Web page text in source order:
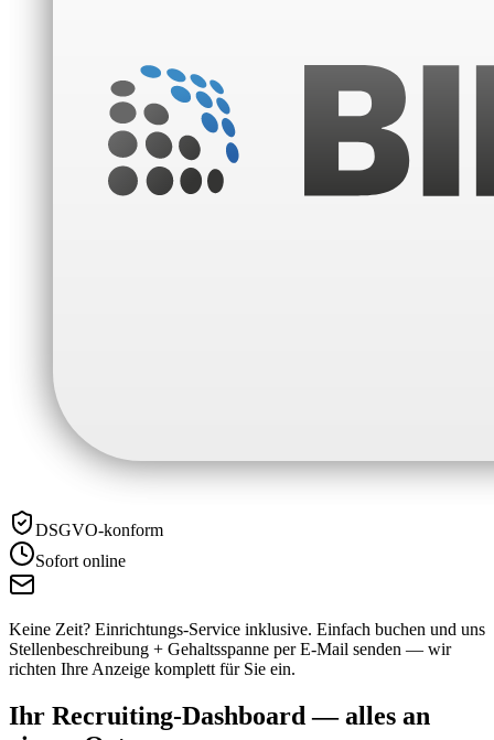
DSGVO-konform
Sofort online
Keine Zeit? Einrichtungs-Service inklusive. Einfach buchen und uns
Stellenbeschreibung + Gehaltsspanne per E-Mail senden — wir
richten Ihre Anzeige komplett für Sie ein.
Ihr Recruiting-Dashboard — alles an